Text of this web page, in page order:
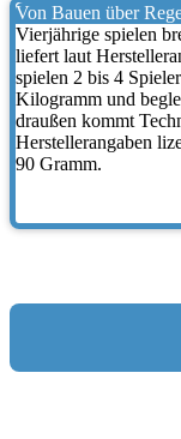
Von Bauen über
Vierjährige spielen
liefert laut
spielen 2 bis 4
Kilogramm und
draußen kommt
Herstellerangaben
90 Gramm.